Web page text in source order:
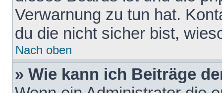
Verwarnung zu tun hat.
du die nicht sicher bist,
Nach oben
» Wie kann ich Beiträge